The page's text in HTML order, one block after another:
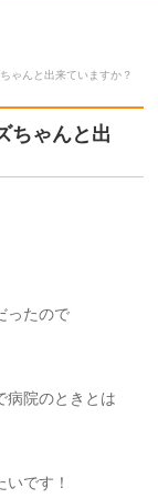
ゃんと出来ていますか？
ちゃんと出
ったので
病院のときとは
です！